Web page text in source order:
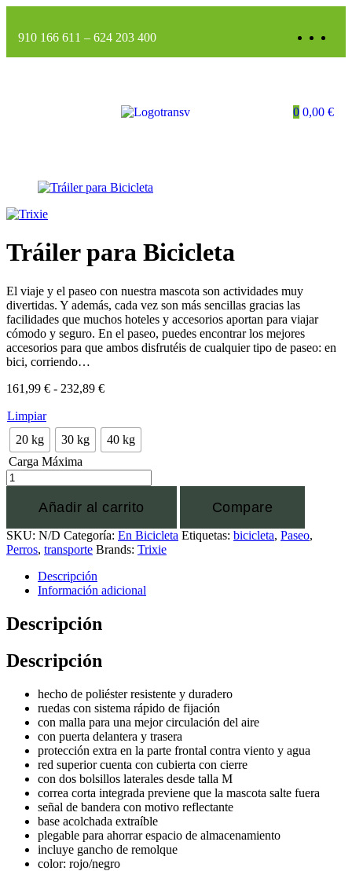
910 166 611 – 624 203 400
0 0,00 €
Tráiler para Bicicleta
El viaje y el paseo con nuestra mascota son actividades muy
divertidas. Y además, cada vez son más sencillas gracias las
facilidades que muchos hoteles y accesorios aportan para viajar
cómodo y seguro. En el paseo, puedes encontrar los mejores
accesorios para que ambos disfrutéis de cualquier tipo de paseo: en
bici, corriendo…
161,99 € - 232,89 €
Limpiar
20 kg
30 kg
40 kg
Carga Máxima
Añadir al carrito Compare
SKU: N/D Categoría: En Bicicleta Etiquetas: bicicleta, Paseo,
Perros, transporte Brands: Trixie
Descripción
Información adicional
Descripción
Descripción
hecho de poliéster resistente y duradero
ruedas con sistema rápido de fijación
con malla para una mejor circulación del aire
con puerta delantera y trasera
protección extra en la parte frontal contra viento y agua
red superior cuenta con cubierta con cierre
con dos bolsillos laterales desde talla M
correa corta integrada previene que la mascota salte fuera
señal de bandera con motivo reflectante
base acolchada extraíble
plegable para ahorrar espacio de almacenamiento
incluye gancho de remolque
color: rojo/negro